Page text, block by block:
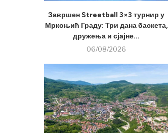
Завршен Streetball 3×3 турнир у
Мркоњић Граду: Три дана баскета,
дружења и сјајне...
06/08/2026